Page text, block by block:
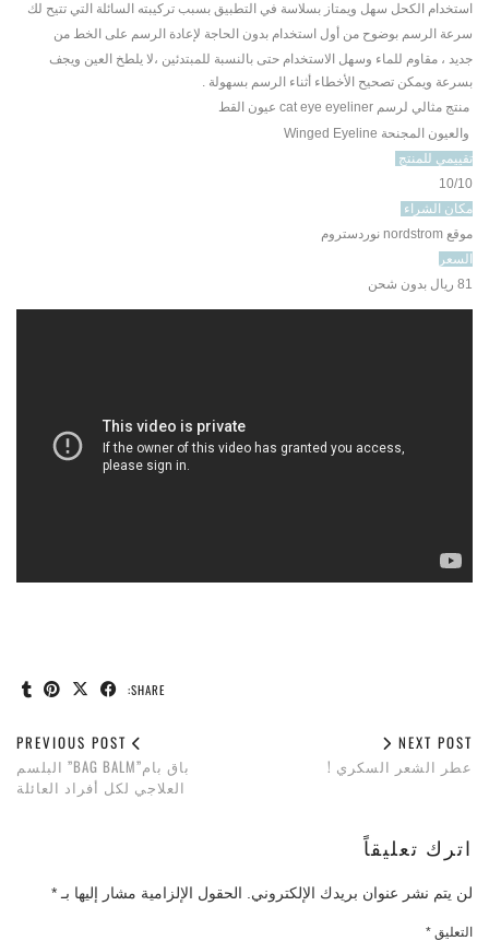
استخدام الكحل سهل ويمتاز بسلاسة في التطبيق بسبب تركيبته السائلة التي تتيح لك
سرعة الرسم بوضوح من أول استخدام بدون الحاجة لإعادة الرسم على الخط من
جديد ، مقاوم للماء وسهل الاستخدام حتى بالنسبة للمبتدئين ،لا يلطخ العين ويجف
بسرعة ويمكن تصحيح الأخطاء أثناء الرسم بسهولة .
منتج مثالي لرسم cat eye eyeliner عيون القط
والعيون المجنحة Winged Eyeline
تقييمي للمنتج
10/10
مكان الشراء
موقع nordstrom
نوردستروم
السعر
81 ريال بدون شحن
SHARE:
باق بام”BAG BALM” البلسم
العلاجي لكل أفراد العائلة
NEXT POST
عطر الشعر السكري !
اترك تعليقاً
لن يتم نشر عنوان بريدك الإلكتروني. الحقول الإلزامية مشار إليها بـ *
التعليق *